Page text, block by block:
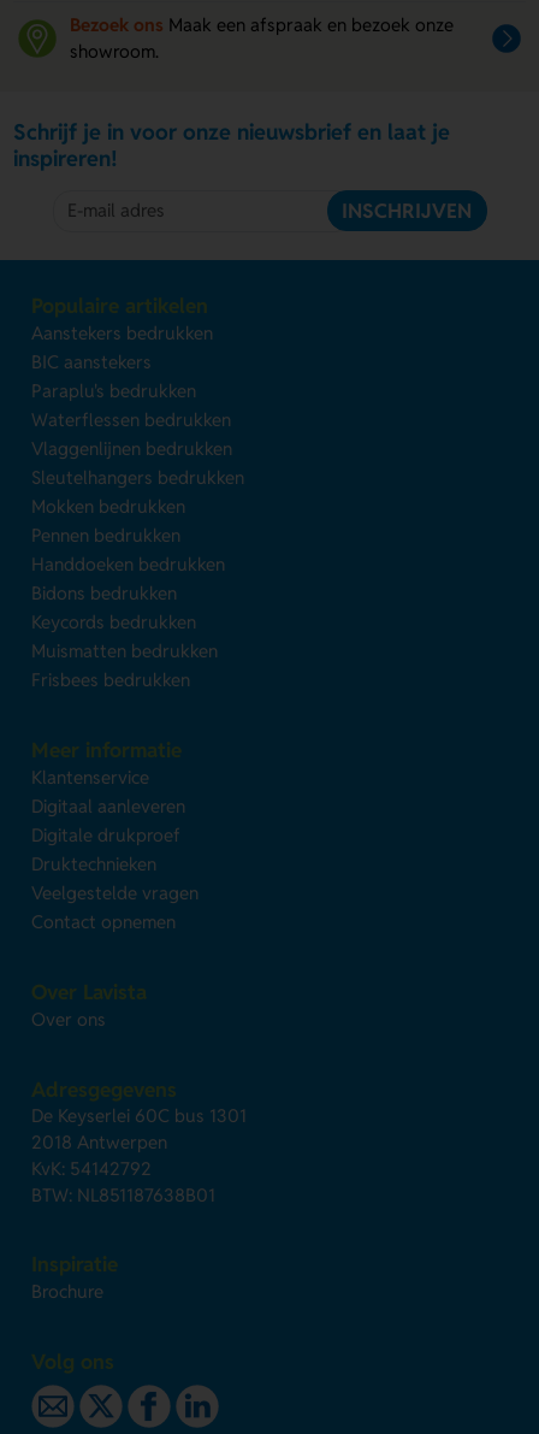
Bezoek ons Maak een afspraak en bezoek onze
showroom.
Schrijf je in voor onze nieuwsbrief en laat je
inspireren!
INSCHRIJVEN
Populaire artikelen
Aanstekers bedrukken
BIC aanstekers
Paraplu's bedrukken
Waterflessen bedrukken
Vlaggenlijnen bedrukken
Sleutelhangers bedrukken
Mokken bedrukken
Pennen bedrukken
Handdoeken bedrukken
Bidons bedrukken
Keycords bedrukken
Muismatten bedrukken
Frisbees bedrukken
Meer informatie
Klantenservice
Digitaal aanleveren
Digitale drukproef
Druktechnieken
Veelgestelde vragen
Contact opnemen
Over Lavista
Over ons
Adresgegevens
De Keyserlei 60C bus 1301
2018 Antwerpen
KvK: 54142792
BTW: NL851187638B01
Inspiratie
Brochure
Volg ons